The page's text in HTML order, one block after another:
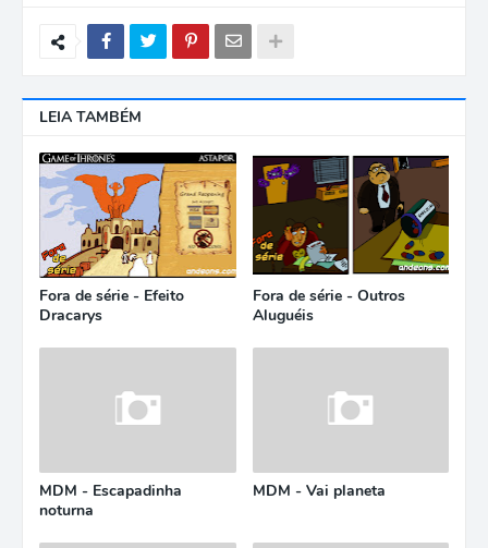
LEIA TAMBÉM
Fora de série - Efeito
Dracarys
Fora de série - Outros
Aluguéis
MDM - Escapadinha
noturna
MDM - Vai planeta